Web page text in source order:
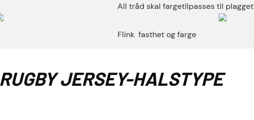
All tråd skal fargetilpasses til plagget
Flink fasthet og farge
RUGBY JERSEY-HALSTYPE